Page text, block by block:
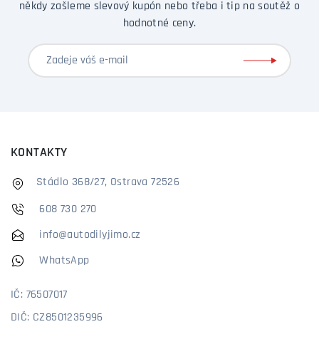
někdy zašleme slevový kupón nebo třeba i tip na soutěž o
hodnotné ceny.
KONTAKTY
Stádlo 368/27, Ostrava 72526
608 730 270
info@autodilyjimo.cz
WhatsApp
IČ: 76507017
DIČ: CZ8501235996